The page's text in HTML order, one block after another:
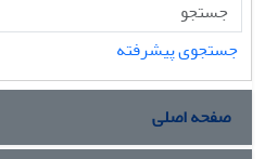
جستجوی پیشرفته
صفحه اصلی